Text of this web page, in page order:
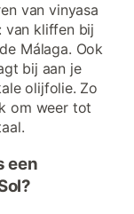
van vinyasa
van kliffen bij
Málaga. Ook
bij aan je
olijfolie. Zo
om weer tot
een